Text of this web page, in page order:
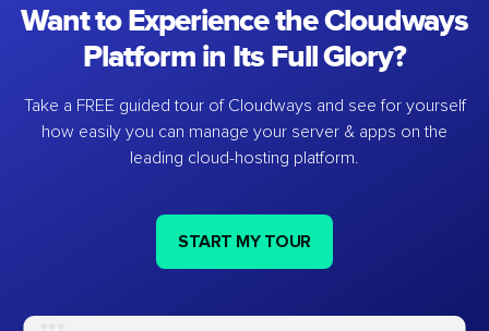
Want to Experience the Cloudways
Platform in Its Full Glory?
Take a FREE guided tour of Cloudways and see for yourself
how easily you can manage your server & apps on the
leading cloud-hosting platform.
START MY TOUR